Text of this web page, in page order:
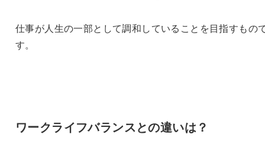
仕事が人生の一部として調和していることを目指すもの
す。
ワークライフバランスとの違いは？